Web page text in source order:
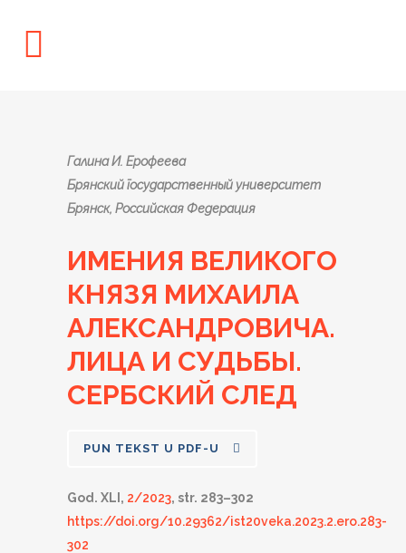
Галина И. Ерофеева
Брянский государственный университет
Брянск, Российская Федерация
ИМЕНИЯ ВЕЛИКОГО
КНЯЗЯ МИХАИЛА
АЛЕКСАНДРОВИЧА.
ЛИЦА И СУДЬБЫ.
СЕРБСКИЙ СЛЕД
PUN TEKST U PDF-U
God. XLI, 2/2023, str. 283–302
https://doi.org/10.29362/ist20veka.2023.2.ero.283-
302